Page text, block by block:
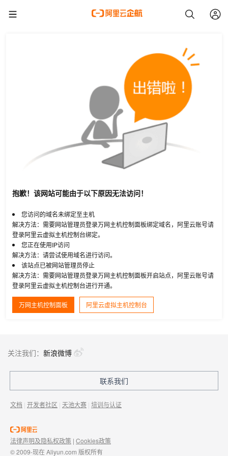
抱歉！该网站可能由于以下原因无法访问！
您访问的域名未绑定至主机
解决方法：需要网站管理员登录万网主机控制面板绑定域名，阿里云账号请
登录阿里云虚拟主机控制台绑定。
您正在使用IP访问
解决方法：请尝试使用域名进行访问。
该站点已被网站管理员停止
解决方法：需要网站管理员登录万网主机控制面板开启站点，阿里云账号请
登录阿里云虚拟主机控制台进行开通。
万网主机控制面板 阿里云虚拟主机控制台